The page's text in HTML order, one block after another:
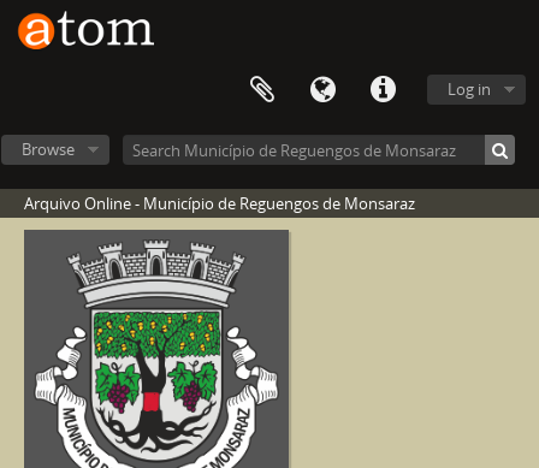
Log in
Browse
Arquivo Online - Município de Reguengos de Monsaraz